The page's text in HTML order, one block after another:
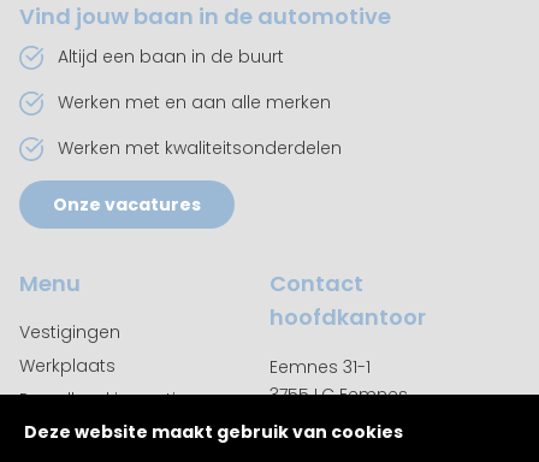
Vind jouw baan in de automotive
Altijd een baan in de buurt
Werken met en aan alle merken
Werken met kwaliteitsonderdelen
Onze vacatures
Menu
Vestigingen
Werkplaats
Puzzelboekjes actie
Over ons
Contact
hoofdkantoor
Eemnes 31-1
3755 LC Eemnes
035 542 9350
Deze website maakt gebruik van cookies